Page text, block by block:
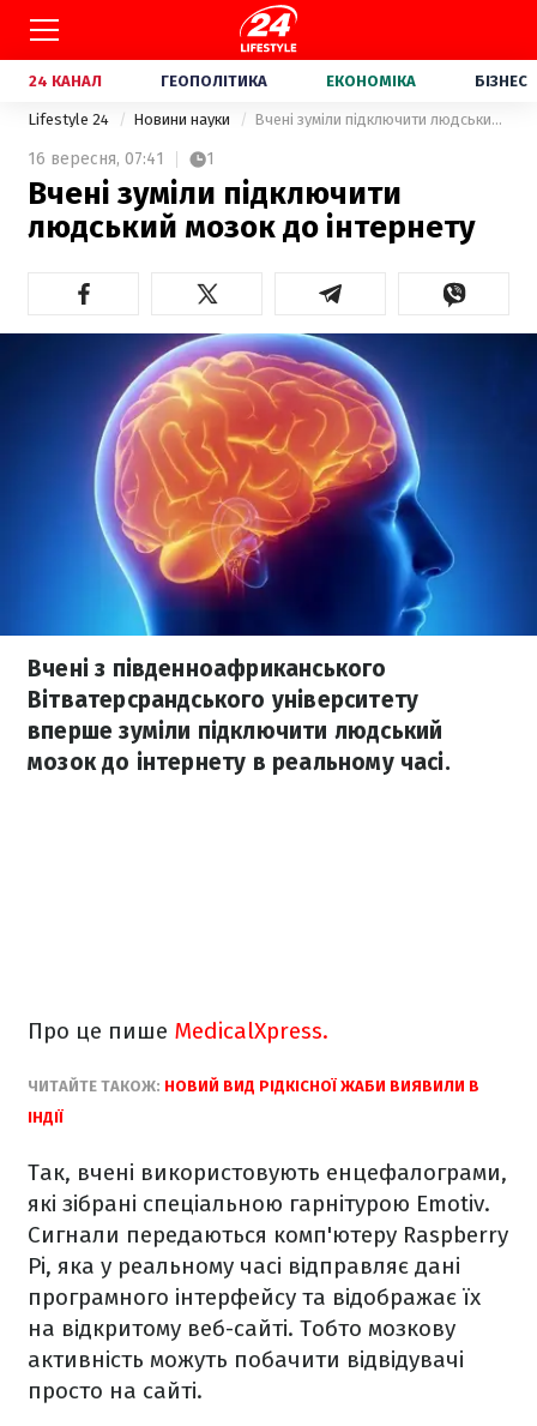
24 КАНАЛ ГЕОПОЛІТИКА ЕКОНОМІКА БІЗНЕС
Lifestyle 24 Новини науки Вчені зуміли підключити людський мозок до інтернету
16 вересня, 07:41 1
Вчені зуміли підключити
людський мозок до інтернету
Вчені з південноафриканського
Вітватерсрандського університету
вперше зуміли підключити людський
мозок до інтернету в реальному часі.
Про це пише МedicalХpress.
ЧИТАЙТЕ ТАКОЖ: НОВИЙ ВИД РІДКІСНОЇ ЖАБИ ВИЯВИЛИ В
ІНДІЇ
Так, вчені використовують енцефалограми,
які зібрані спеціальною гарнітурою Emotiv.
Сигнали передаються комп'ютеру Raspberry
Pi, яка у реальному часі відправляє дані
програмного інтерфейсу та відображає їх
на відкритому веб-сайті. Тобто мозкову
активність можуть побачити відвідувачі
просто на сайті.